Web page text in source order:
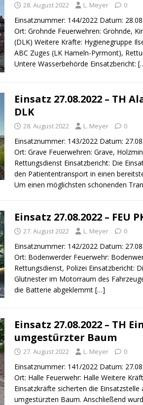
28. August 2022 L. Meyer 0
Einsatznummer: 144/2022 Datum:
Ort: Grohnde Feuerwehren: Grohnde,
(DLK) Weitere Kräfte: Hygienegruppe
ABC Zuges (LK Hameln-Pyrmont),
Untere Wasserbehörde Einsatzbericht:
Einsatz 27.08.2022 – TH
DLK
28. August 2022 L. Meyer 0
Einsatznummer: 143/2022 Datum:
Ort: Grave Feuerwehren: Grave,
Rettungsdienst Einsatzbericht: Die
den Patiententransport in einen
Um einen möglichsten schonenden
Einsatz 27.08.2022 – FEU
27. August 2022 L. Meyer 0
Einsatznummer: 142/2022 Datum:
Ort: Bodenwerder Feuerwehr:
Rettungsdienst, Polizei Einsatzbericht:
Glutnester im Motorraum des
die Batterie abgeklemmt […]
Einsatz 27.08.2022 – TH
umgestürzter Baum
27. August 2022 L. Meyer 0
Einsatznummer: 141/2022 Datum:
Ort: Halle Feuerwehr: Halle Weitere
Einsatzkräfte sicherten die Einsatzstelle
umgestürzten Baum. Anschließend